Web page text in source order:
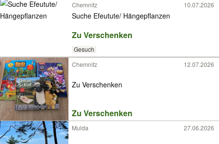
Chemnitz 10.07.2026
Suche Efeutute/ Hängepflanzen
Zu Verschenken
Gesuch
Chemnitz
12.07.2026
Zu Verschenken
Zu Verschenken
Mulda 27.06.2026